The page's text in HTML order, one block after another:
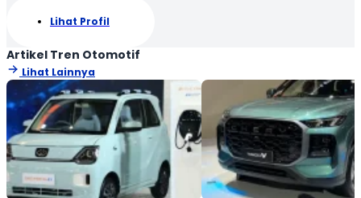
Lihat Profil
Artikel Tren Otomotif
Lihat Lainnya